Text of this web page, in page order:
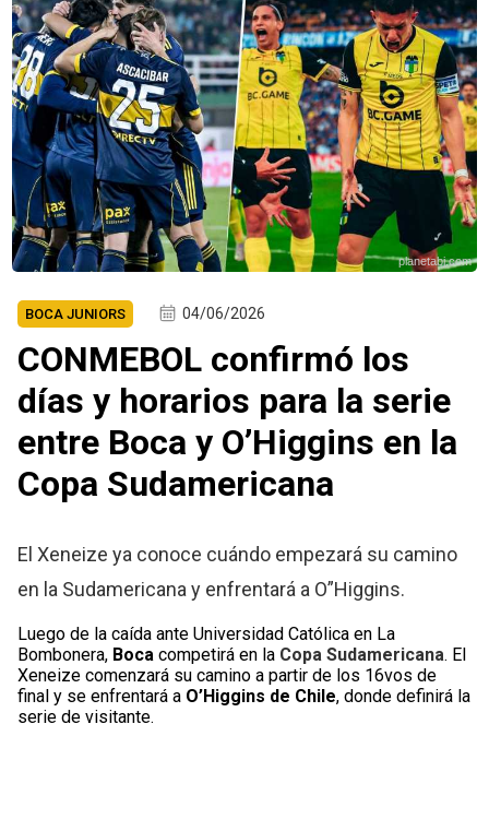
planetabj.com
BOCA JUNIORS 04/06/2026
CONMEBOL confirmó los
días y horarios para la serie
entre Boca y O’Higgins en la
Copa Sudamericana
El Xeneize ya conoce cuándo empezará su camino
en la Sudamericana y enfrentará a O”Higgins.
Luego de la caída ante Universidad Católica en La
Bombonera, Boca competirá en la Copa Sudamericana. El
Xeneize comenzará su camino a partir de los 16vos de
final y se enfrentará a O’Higgins de Chile, donde definirá la
serie de visitante.